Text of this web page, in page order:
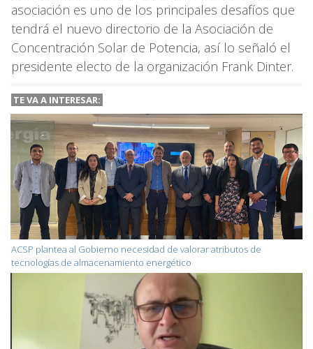
asociación es uno de los principales desafíos que
tendrá el nuevo directorio de la Asociación de
Concentración Solar de Potencia, así lo señaló el
presidente electo de la organización Frank Dinter.
TE VA A INTERESAR:
ACSP plantea al Gobierno necesidad de valorar atributos de
tecnologías de almacenamiento energético